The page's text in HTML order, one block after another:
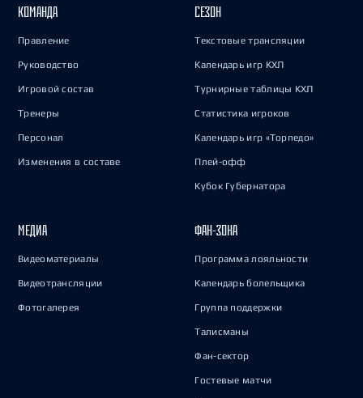
КОМАНДА
Правление
Руководство
Игровой состав
Тренеры
Персонал
Изменения в составе
СЕЗОН
Текстовые трансляции
Календарь игр КХЛ
Турнирные таблицы КХЛ
Статистика игроков
Календарь игр «Торпедо»
Плей-офф
Кубок Губернатора
МЕДИА
Видеоматериалы
Видеотрансляции
Фотогалерея
ФАН-ЗОНА
Программа лояльности
Календарь болельщика
Группа поддержки
Талисманы
Фан-сектор
Гостевые матчи